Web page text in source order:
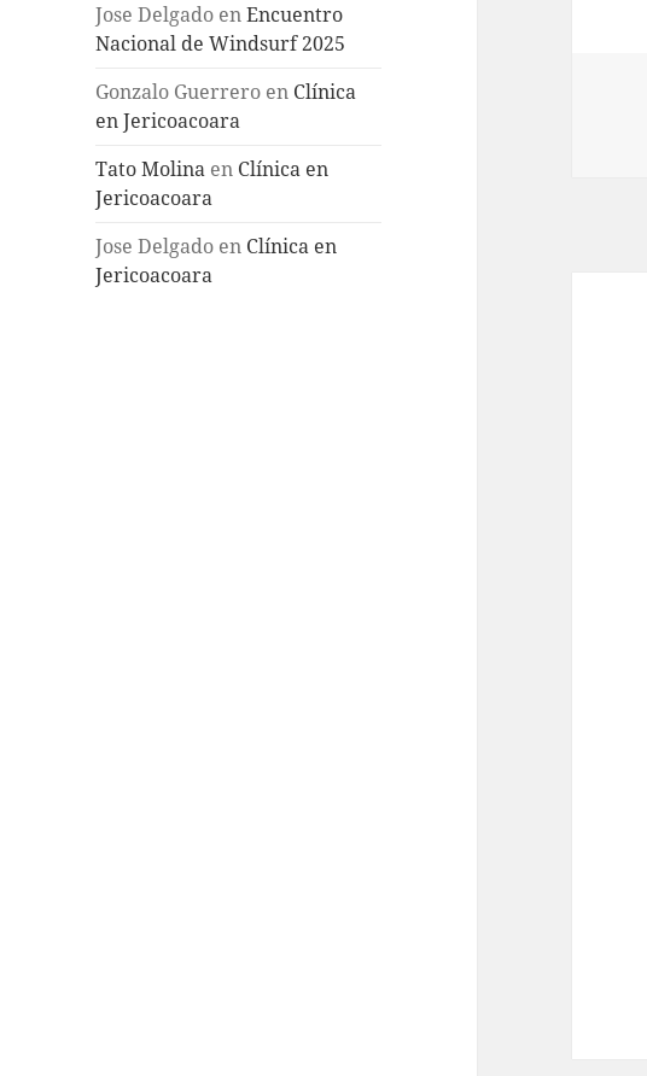
Jose Delgado enEncuentro
Nacional de Windsurf 2025
Gonzalo Guerrero en Clínica
en Jericoacoara
Tato Molina en Clínica en
Jericoacoara
Jose Delgado en Clínica en
Jericoacoara